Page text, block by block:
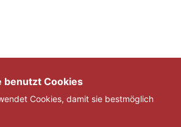
benutzt Cookies
Cookies, damit sie bestmöglich